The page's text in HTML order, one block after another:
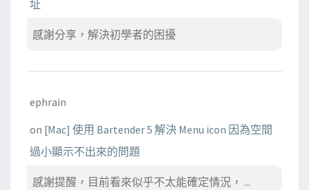
址
感謝分享，解決初學者的困擾
ephrain
on [Mac] 使用 Bartender 5 解決 Menu icon 因為空間
過小顯示不出來的問題
感謝提醒，目前看來似乎不太能確定情況， ...